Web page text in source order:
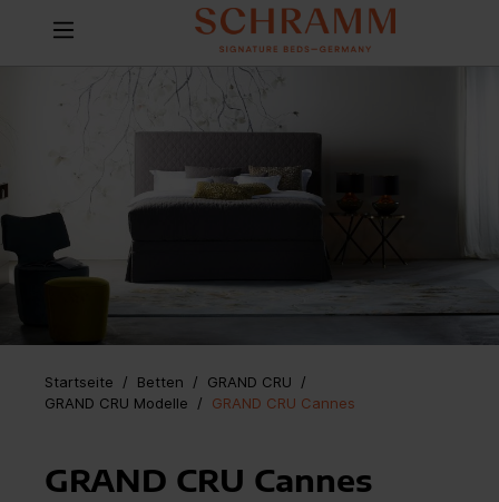
Startseite Betten / GRAND CRU
/
GRAND CRU Modelle
/ GRAND CRU Cannes
GRAND CRU Cannes